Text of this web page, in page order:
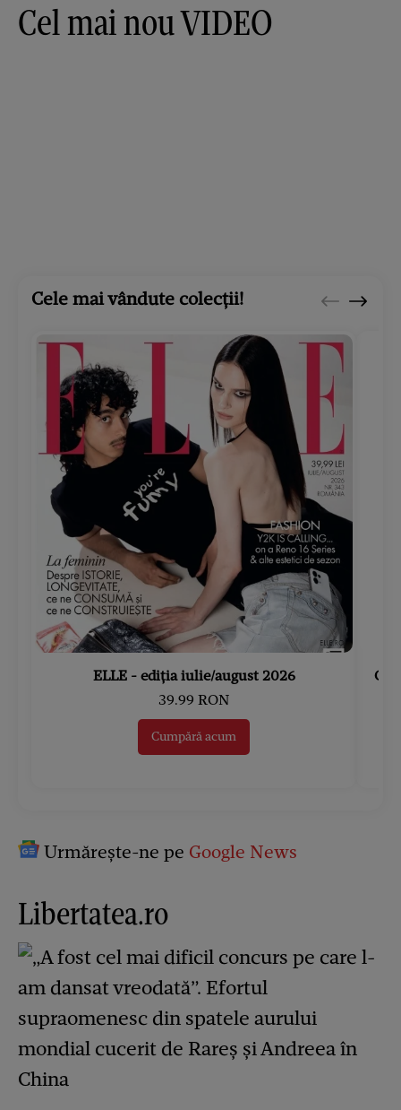
Cel mai nou VIDEO
Cele mai vândute colecții!
ELLE - ediția iulie/august 2026
39.99 RON
Cumpără acum
Urmărește-ne pe Google News
Libertatea.ro